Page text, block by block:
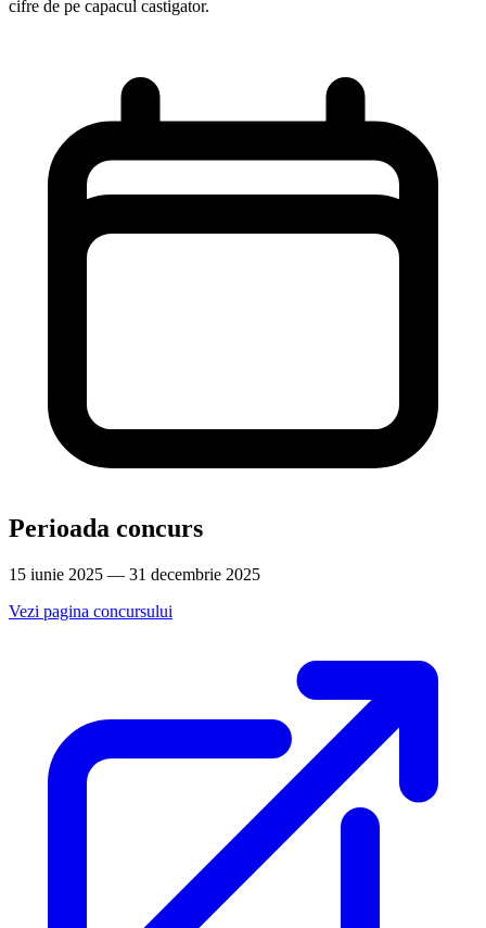
cifre de pe capacul castigator.
Perioada concurs
15 iunie 2025 — 31 decembrie 2025
Vezi pagina concursului